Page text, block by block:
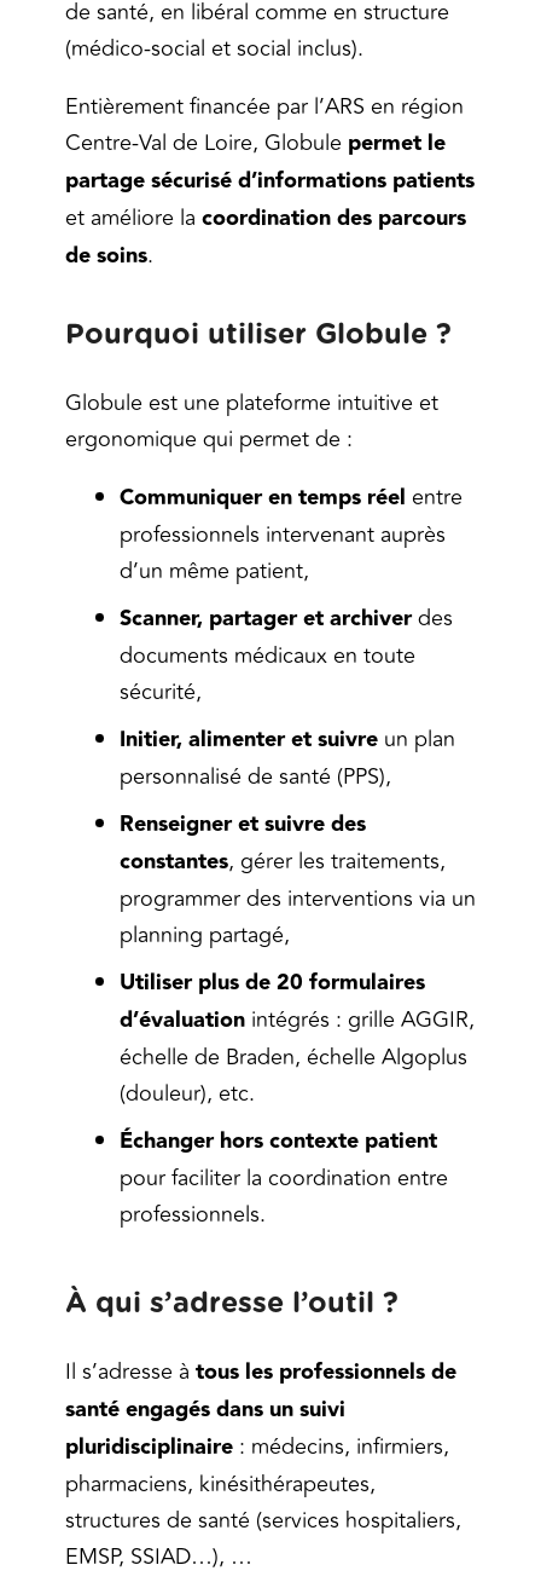
de santé, en libéral comme en structure
(médico-social et social inclus).
Entièrement financée par l’ARS en région
Centre-Val de Loire, Globule permet le
partage sécurisé d’informations patients
et améliore la coordination des parcours
de soins.
Pourquoi utiliser Globule ?
Globule est une plateforme intuitive et
ergonomique qui permet de :
Communiquer en temps réel entre
professionnels intervenant auprès
d’un même patient,
Scanner, partager et archiverdes
documents médicaux en toute
sécurité,
Initier, alimenter et suivre un plan
personnalisé de santé (PPS),
Renseigner et suivre des
constantes, gérer les traitements,
programmer des interventions via un
planning partagé,
Utiliser plus de 20 formulaires
d’évaluation intégrés : grille AGGIR,
échelle de Braden, échelle Algoplus
(douleur), etc.
Échanger hors contexte patient
pour faciliter la coordination entre
professionnels.
À qui s’adresse l’outil ?
Il s’adresse à tous les professionnels de
santé engagés dans un suivi
pluridisciplinaire : médecins, infirmiers,
pharmaciens, kinésithérapeutes,
structures de santé (services hospitaliers,
EMSP, SSIAD…), …